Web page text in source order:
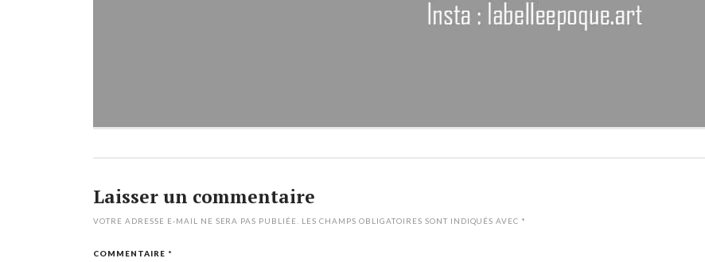
Laisser un commentaire
VOTRE ADRESSE E-MAIL NE SERA PAS PUBLIÉE. LES CHAMPS OBLIGATOIRES SONT INDIQUÉS AVEC *
COMMENTAIRE *